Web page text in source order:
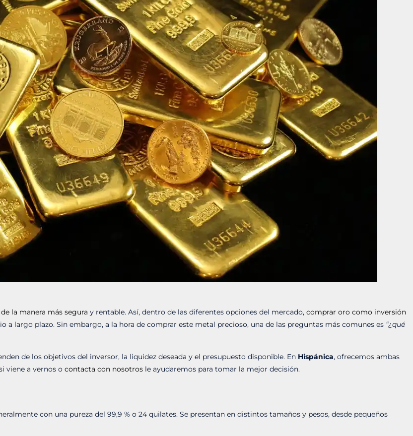
la manera más segura y rentable. Así, dentro de las diferentes opciones del mercado,comprar oro como inversión
a largo plazo. Sin embargo, a la hora de comprar este metal precioso, una de las preguntas más comunes es “¿qué
de los objetivos del inversor, la liquidez deseada y el presupuesto disponible. En Hispánica, ofrecemos ambas
viene a vernos ocontacta con nosotros le ayudaremos para tomar la mejor decisión.
con una pureza del 99,9 % o 24 quilates. Se presentan en distintos tamaños y pesos, desde pequeños